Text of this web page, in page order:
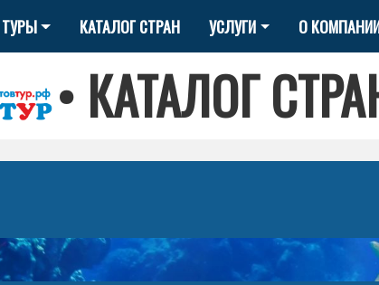
ТУРЫ КАТАЛОГ СТРАН УСЛУГИ О
• КАТАЛОГ